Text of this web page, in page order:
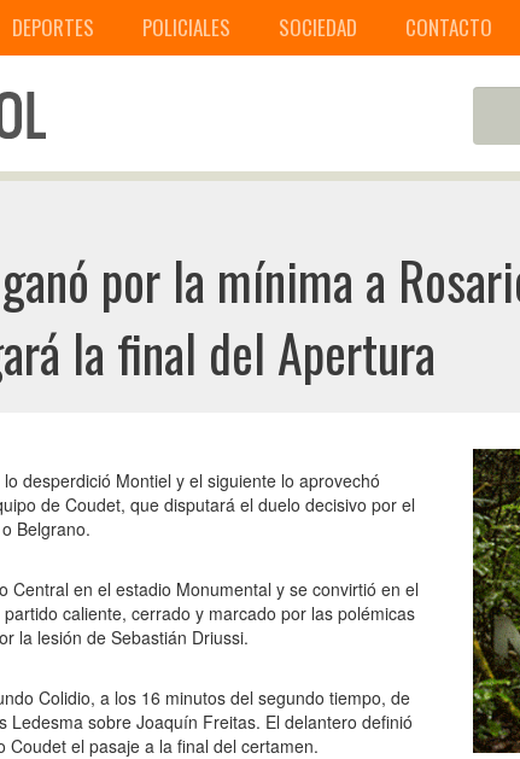
DEPORTES POLICIALES SOCIEDAD CONTACTO
por la mínima a
la final del Apertura
desperdició Montiel y el siguiente lo aprovechó
de Coudet, que disputará el duelo decisivo por el
Belgrano.
Central en el estadio Monumental y se convirtió en el
caliente, cerrado y marcado por las polémicas
la lesión de Sebastián Driussi.
Colidio, a los 16 minutos del segundo tiempo, de
sobre Joaquín Freitas. El delantero definió
el pasaje a la final del certamen.